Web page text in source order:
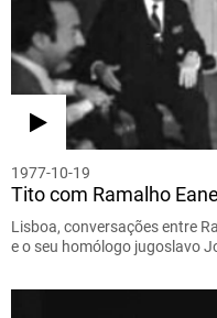
1977-10-19
Tito com Ramalho
Lisboa, conversações entre
e o seu homólogo jugoslavo